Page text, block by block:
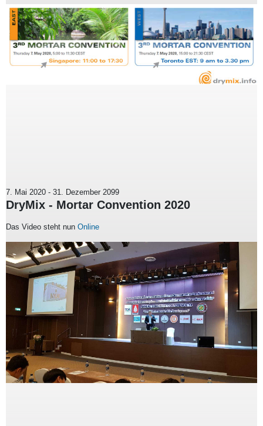
7. Mai 2020 - 31. Dezember 2099
DryMix - Mortar Convention 2020
Das Video steht nun Online